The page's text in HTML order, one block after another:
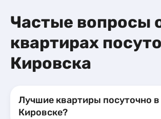
Частые вопросы
квартирах
Кировска
Лучшие квартиры посуточно в
Кировске?